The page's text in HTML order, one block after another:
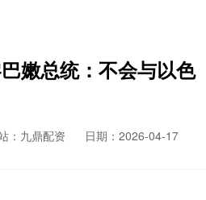
嫩总统：不会与以色
：九鼎配资
日期：2026-04-17